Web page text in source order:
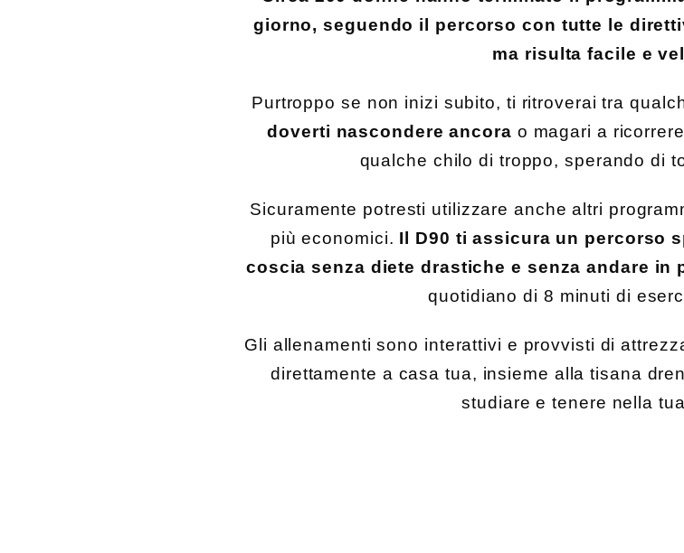
giorno, seguendo il percorso con tutte le
ma risulta facile e
Purtroppo se non inizi subito, ti ritroverai tra
doverti nascondere ancora o magari a
qualche chilo di troppo, sperando di
Sicuramente potresti utilizzare anche altri
più economici. Il D90 ti assicura un percorso
coscia senza diete drastiche e senza andare in
quotidiano di 8 minuti di
Gli allenamenti sono interattivi e provvisti di
direttamente a casa tua, insieme alla tisana
studiare e tenere nella